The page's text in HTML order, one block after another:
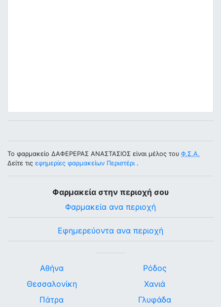
Το φαρμακείο ΔΑΦΕΡΕΡΑΣ ΑΝΑΣΤΑΣΙΟΣ είναι μέλος του Φ.Σ.Α.
Δείτε τις εφημερίες φαρμακείων Περιστέρι.
Φαρμακεία στην περιοχή σου
Φαρμακεία ανα περιοχή
Εφημερεύοντα ανα περιοχή
Αθήνα
Θεσσαλονίκη
Πάτρα
Ρόδος
Χανιά
Γλυφάδα